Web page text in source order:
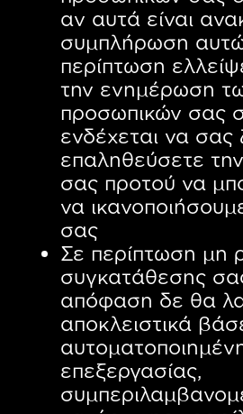
αν αυτά είναι
συμπλήρωση
περίπτωση
την ενημέρωση
προσωπικών σας
ενδέχεται να σας
επαληθεύσετε
σας προτού να
να
σας
Σε περίπτωση μη
συγκατάθεσης
απόφαση δε θα
αποκλειστικά
επεξεργασίας,